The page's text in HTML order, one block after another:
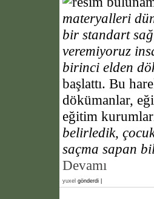
materyalleri
bir standart
veremiyoruz
birinci elden
başlattı. Bu
dökümanlar,
eğitim
belirledik,
saçma sapan
Devamı
yuxel gönderdi |